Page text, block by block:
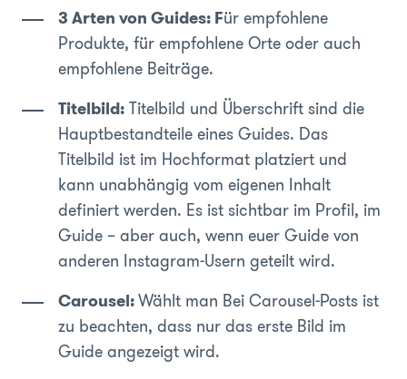
3 Arten von Guides: Für empfohlene
Produkte, für empfohlene Orte oder auch
empfohlene Beiträge.
Titelbild:Titelbild und Überschrift sind die
Hauptbestandteile eines Guides. Das
Titelbild ist im Hochformat platziert und
kann unabhängig vom eigenen Inhalt
definiert werden. Es ist sichtbar im Profil, im
Guide – aber auch, wenn euer Guide von
anderen Instagram-Usern geteilt wird.
Carousel:Wählt man Bei Carousel-Posts ist
zu beachten, dass nur das erste Bild im
Guide angezeigt wird.